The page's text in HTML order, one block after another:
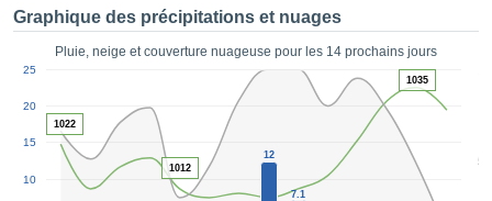
des
par le
CONTINUER
PARAMÈTRES
Graphique des précipitations et nuages
Pluie, neige et couverture nuageuse pour les 14 prochains jours
50
10
15
20
25
12
7.1
1022
1012
1035